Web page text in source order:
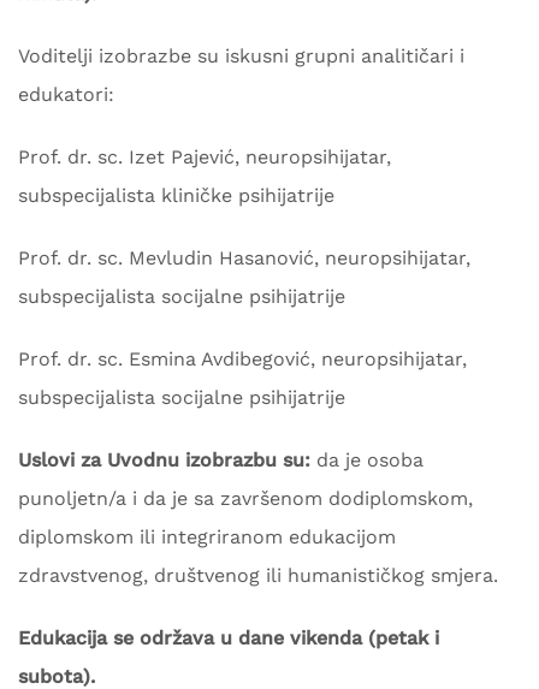
Voditelji izobrazbe su iskusni grupni analitičari i
edukatori:
Prof. dr. sc. Izet Pajević, neuropsihijatar,
subspecijalista kliničke psihijatrije
Prof. dr. sc. Mevludin Hasanović, neuropsihijatar,
subspecijalista socijalne psihijatrije
Prof. dr. sc. Esmina Avdibegović, neuropsihijatar,
subspecijalista socijalne psihijatrije
Uslovi za Uvodnu izobrazbu su: da je osoba
punoljetn/a i da je sa završenom dodiplomskom,
diplomskom ili integriranom edukacijom
zdravstvenog, društvenog ili humanističkog smjera.
Edukacija se održava u dane vikenda (petak i
subota).